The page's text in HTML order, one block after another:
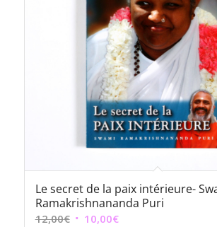
Le secret de la paix intérieure-
Ramakrishnananda Puri
12,00€ Le 10,00€Le